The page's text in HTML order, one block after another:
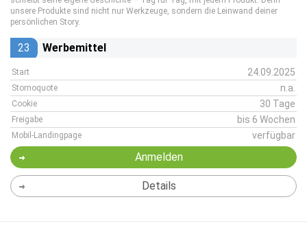
unsere Produkte sind nicht nur Werkzeuge, sondern die Leinwand deiner
persönlichen Story.
23 Werbemittel
Start 24.09.2025
Stornoquote n.a.
Cookie 30 Tage
Freigabe bis 6 Wochen
Mobil-Landingpage verfügbar
Anmelden
Details